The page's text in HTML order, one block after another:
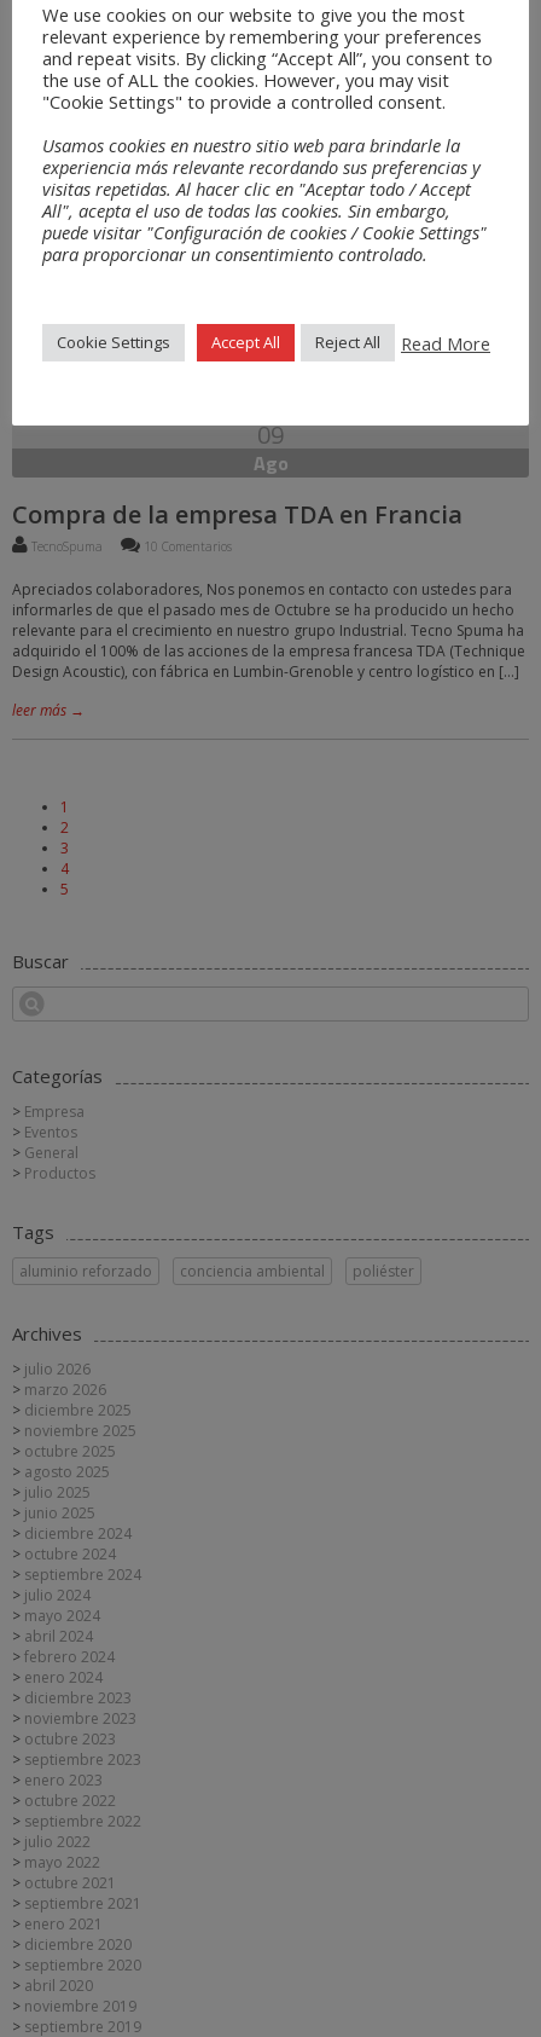
Tecno Spuma cerrará por las fiestas Navideñas desde el sábado 21 de
diciembre de 2024 hasta el miércoles 1 de enero de 2025. Ha sido un año
muy activo. Aparte del cambio de anagrama, la integración de TDAcoustic,
ha sido un paso estratégico significativo. Esta incorporación nos permitirá
ampliar oferta de productos, especialmente en el […]
09
Ago
Compra de la empresa TDA en Francia
TecnoSpuma 10 Comentarios
Apreciados colaboradores, Nos ponemos en contacto con ustedes para
informarles de que el pasado mes de Octubre se ha producido un hecho
relevante para el crecimiento en nuestro grupo Industrial. Tecno Spuma ha
adquirido el 100% de las acciones de la empresa francesa TDA (Technique
Design Acoustic), con fábrica en Lumbin-Grenoble y centro logístico en […]
leer más →
1
2
3
4
5
Buscar
Categorías
Empresa
Eventos
General
Productos
Tags
aluminio reforzado conciencia ambiental poliéster
Archives
julio 2026
marzo 2026
diciembre 2025
noviembre 2025
octubre 2025
agosto 2025
julio 2025
junio 2025
diciembre 2024
octubre 2024
septiembre 2024
julio 2024
mayo 2024
abril 2024
febrero 2024
enero 2024
diciembre 2023
noviembre 2023
octubre 2023
septiembre 2023
enero 2023
octubre 2022
septiembre 2022
julio 2022
mayo 2022
octubre 2021
septiembre 2021
enero 2021
diciembre 2020
septiembre 2020
abril 2020
noviembre 2019
septiembre 2019
We use cookies on our website to give you the most
relevant experience by remembering your preferences
and repeat visits. By clicking “Accept All”, you consent to
the use of ALL the cookies. However, you may visit
"Cookie Settings" to provide a controlled consent.
Usamos cookies en nuestro sitio web para brindarle la
experiencia más relevante recordando sus preferencias y
visitas repetidas. Al hacer clic en "Aceptar todo / Accept
All", acepta el uso de todas las cookies. Sin embargo,
puede visitar "Configuración de cookies / Cookie Settings"
para proporcionar un consentimiento controlado.
Cookie Settings Accept All Reject All Read More